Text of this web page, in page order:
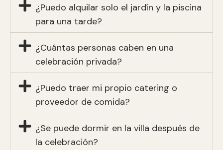
¿Puedo alquilar solo el jardín y la piscina
para una tarde?
¿Cuántas personas caben en una
celebración privada?
¿Puedo traer mi propio catering o
proveedor de comida?
¿Se puede dormir en la villa después de
la celebración?